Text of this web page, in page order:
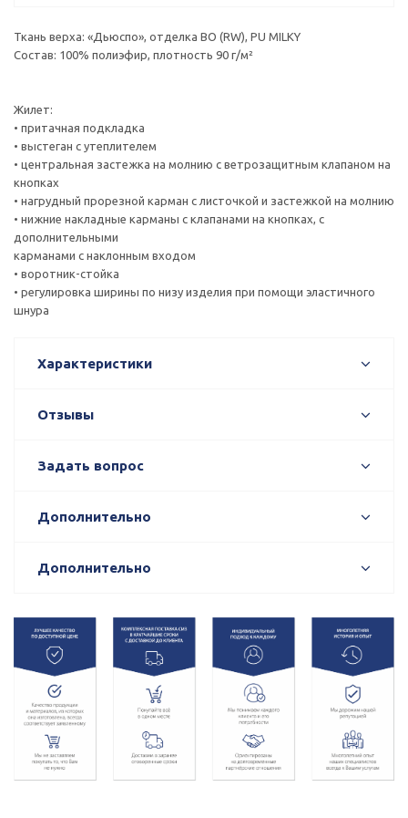
Ткань верха: «Дьюспо», отделка ВО (RW), PU MILKY
Состав: 100% полиэфир, плотность 90 г/м²
Жилет:
• притачная подкладка
• выстеган с утеплителем
• центральная застежка на молнию с ветрозащитным клапаном на
кнопках
• нагрудный прорезной карман с листочкой и застежкой на молнию
• нижние накладные карманы с клапанами на кнопках, с
дополнительными
карманами с наклонным входом
• воротник-стойка
• регулировка ширины по низу изделия при помощи эластичного
шнура
Характеристики
Отзывы
Задать вопрос
Дополнительно
Дополнительно